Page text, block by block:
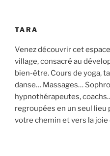
TARA
Venez découvrir cet
village, consacré au
bien-être. Cours de yoga,
danse… Massages…
hypnothérapeutes,
regroupées en un seul lieu
votre chemin et vers la joie